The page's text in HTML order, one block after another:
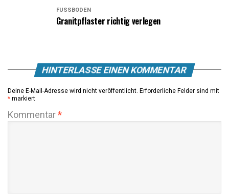
FUSSBODEN
Granitpflaster richtig verlegen
HINTERLASSE EINEN KOMMENTAR
Deine E-Mail-Adresse wird nicht veröffentlicht. Erforderliche Felder sind mit
* markiert
Kommentar*